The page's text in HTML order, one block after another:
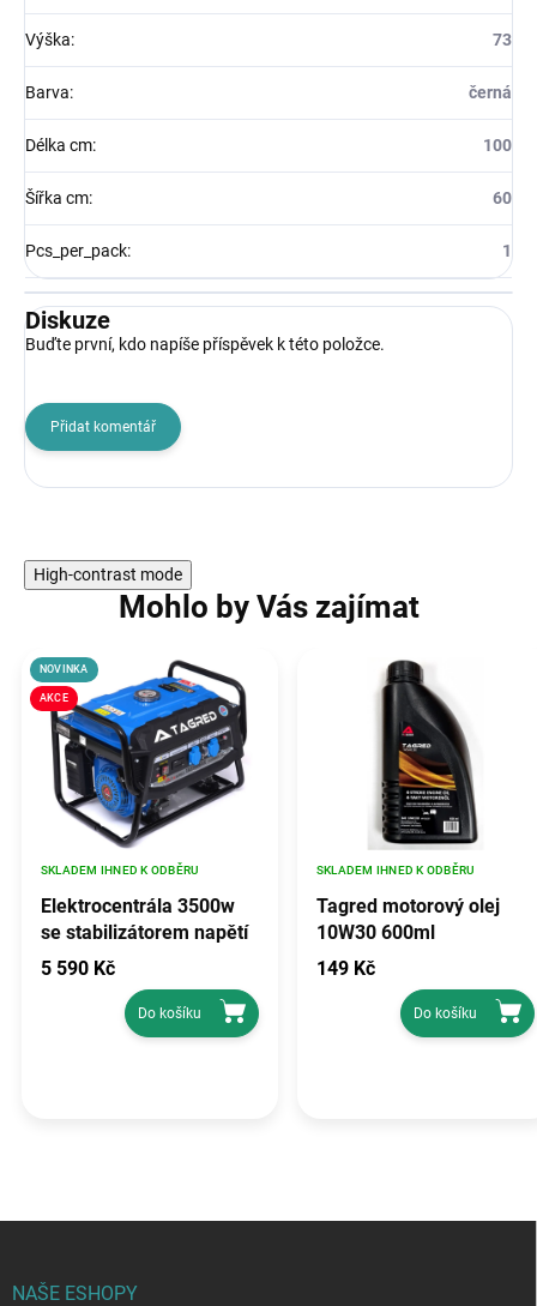
Výška: 73
Barva: černá
Délka cm: 100
Šířka cm: 60
Pcs_per_pack: 1
Diskuze
Buďte první, kdo napíše příspěvek k této položce.
Přidat komentář
High-contrast mode
Mohlo by Vás zajímat
AKCE
NOVINKA
Elektrocentrála 3500w
se stabilizátorem napětí
avr, TAGRED TA3500GHX
SKLADEM IHNED K ODBĚRU
5 590 Kč
Do košíku
Tagred motorový olej
10W30 600ml
SKLADEM IHNED K ODBĚRU
149 Kč
Do košíku
NAŠE ESHOPY